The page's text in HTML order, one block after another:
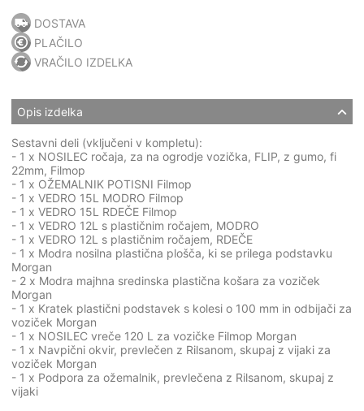
DOSTAVA
PLAČILO
VRAČILO IZDELKA
Opis izdelka
Sestavni deli (vključeni v kompletu):
- 1 x NOSILEC ročaja, za na ogrodje vozička, FLIP, z gumo, fi
22mm, Filmop
- 1 x OŽEMALNIK POTISNI Filmop
- 1 x VEDRO 15L MODRO Filmop
- 1 x VEDRO 15L RDEČE Filmop
- 1 x VEDRO 12L s plastičnim ročajem, MODRO
- 1 x VEDRO 12L s plastičnim ročajem, RDEČE
- 1 x Modra nosilna plastična plošča, ki se prilega podstavku
Morgan
- 2 x Modra majhna sredinska plastična košara za voziček
Morgan
- 1 x Kratek plastični podstavek s kolesi o 100 mm in odbijači za
voziček Morgan
- 1 x NOSILEC vreče 120 L za vozičke Filmop Morgan
- 1 x Navpični okvir, prevlečen z Rilsanom, skupaj z vijaki za
voziček Morgan
- 1 x Podpora za ožemalnik, prevlečena z Rilsanom, skupaj z
vijaki